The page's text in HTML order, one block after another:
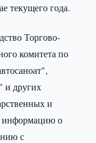
текущего года.
Торгово-
комитета по
и других
и
информацию о
с